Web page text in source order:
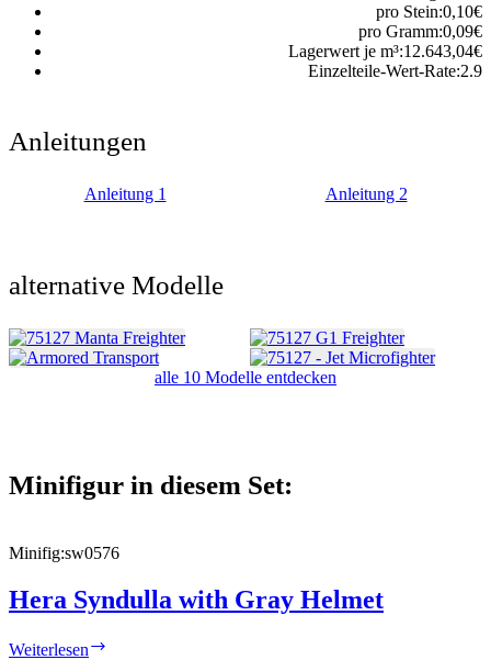
pro Stein:0,10€
pro Gramm:0,09€
Lagerwert je m³:12.643,04€
Einzelteile-Wert-Rate:2.9
Anleitungen
Anleitung 1 Anleitung 2
alternative Modelle
alle 10 Modelle entdecken
Minifigur in diesem Set:
Minifig:sw0576
Hera Syndulla with Gray Helmet
Weiterlesen